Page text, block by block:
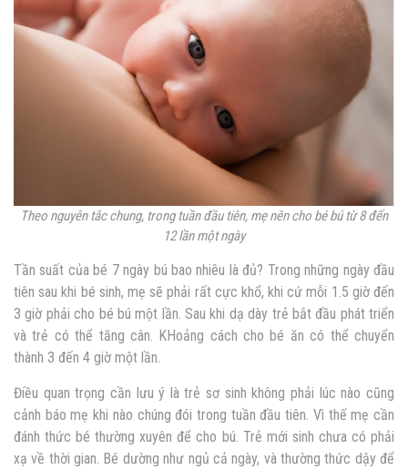
Theo nguyên tắc chung, trong tuần đầu tiên, mẹ nên cho bé bú từ 8 đến
12 lần một ngày
Tần suất củabé 7 ngày bú bao nhiêu là đủ? Trong những ngày đầu
tiên sau khi bé sinh, mẹ sẽ phải rất cực khổ, khi cứ mỗi 1.5 giờ đến
3 giờ phải cho bé bú một lần. Sau khi dạ dày trẻ bắt đầu phát triển
và trẻ có thể tăng cân. KHoảng cách cho bé ăn có thể chuyển
thành 3 đến 4 giờ một lần.
Điều quan trọng cần lưu ý là trẻ sơ sinh không phải lúc nào cũng
cảnh báo mẹ khi nào chúng đói trong tuần đầu tiên. Vì thế mẹ cần
đánh thức bé thường xuyên để cho bú. Trẻ mới sinh chưa có phải
xạ về thời gian. Bé dường như ngủ cả ngày, và thường thức dậy để